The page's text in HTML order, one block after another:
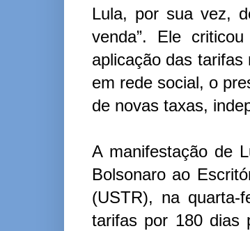
Lula, por sua vez,
venda”. Ele
aplicação das
em rede social, o
de novas taxas,
A manifestação de
Bolsonaro ao
(USTR), na quarta-
tarifas por 180 dias